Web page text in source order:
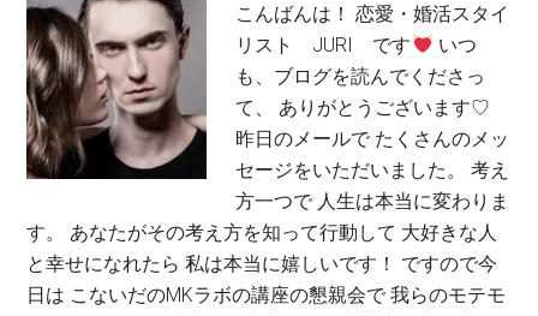
こんばんは！ 恋愛・婚活スタイ
リスト JURI です
いつ
も、ブログを読んでくださっ
て、 ありがとうございます♡
昨日のメールで たくさんのメッ
セージをいただいました。 考え
方一つで 人生は本当に変わりま
す。 あなたがその考え方を知って行動して 大好きな人
と幸せになれたら 私は本当に嬉しいです！ ですので今
日は こないだのMKラボの講座の懇親会で 我らのモテモ